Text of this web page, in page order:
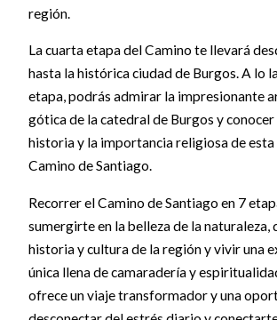
región.
La cuarta etapa del Camino te llevará
hasta la histórica ciudad de Burgos. A lo
etapa, podrás admirar la impresionante
gótica de la catedral de Burgos y conocer
historia y la importancia religiosa de esta
Camino de Santiago.
Recorrer el Camino de Santiago en 7
sumergirte en la belleza de la naturaleza,
historia y cultura de la región y vivir una
única llena de camaradería y
ofrece un viaje transformador y una